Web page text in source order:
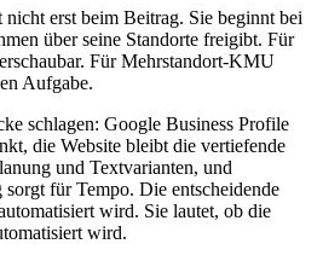
erst beim Beitrag. Sie beginnt bei
über seine Standorte freigibt. Für
Für Mehrstandort-KMU
Aufgabe.
schlagen: Google Business Profile
die Website bleibt die vertiefende
und Textvarianten, und
für Tempo. Die entscheidende
wird. Sie lautet, ob die
wird.